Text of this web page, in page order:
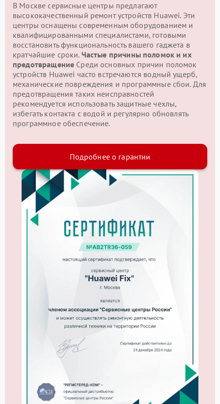
В Москве сервисные центры предлагают
высококачественный ремонт устройств Huawei. Эти
центры оснащены современным оборудованием и
квалифицированными специалистами, готовыми
восстановить функциональность вашего гаджета в
кратчайшие сроки. Частые причины поломок и их
предотвращение Среди основных причин поломок
устройств Huawei часто встречаются водный ущерб,
механические повреждения и программные сбои. Для
предотвращения таких неисправностей
рекомендуется использовать защитные чехлы,
избегать контакта с водой и регулярно обновлять
программное обеспечение.
Подробнее о гарантии